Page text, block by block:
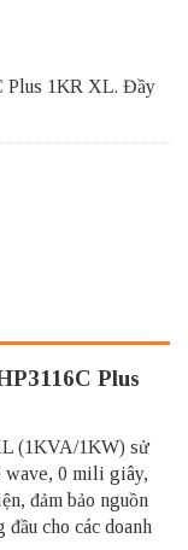
Plus 1KR XL. Đầy
Plus
(1KVA/1KW) sử
wave, 0 mili giây,
đảm bảo nguồn
cho các doanh